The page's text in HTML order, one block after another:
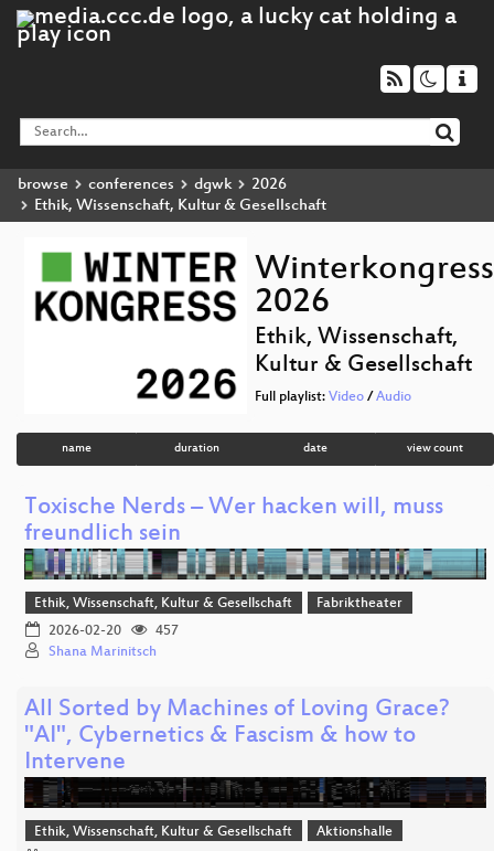
browse conferences dgwk
2026
Ethik, Wissenschaft, Kultur & Gesellschaft
Winterkongress
2026
Ethik, Wissenschaft,
Kultur & Gesellschaft
Full playlist: Video/ Audio
name duration date view count
Toxische Nerds – Wer hacken will, muss
freundlich sein
Ethik, Wissenschaft, Kultur & Gesellschaft
Fabriktheater
2026-02-20
457
Shana Marinitsch
All Sorted by Machines of Loving Grace?
"AI", Cybernetics & Fascism & how to
Intervene
Ethik, Wissenschaft, Kultur & Gesellschaft
Aktionshalle